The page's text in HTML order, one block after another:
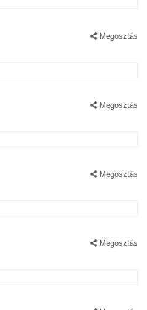
Megosztás
Megosztás
Megosztás
Megosztás